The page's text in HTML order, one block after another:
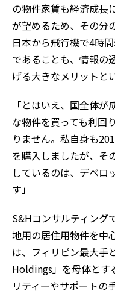
の物件家賃も経済成長
が望めるため、その分
日本から飛行機で4時
であることも、情報の
げる大きなメリットと
「とはいえ、国全体
な物件を買っても利回
りません。私自身も
を購入しましたが、そ
しているのは、デベロ
す」
S&Hコンサルティング
地用の居住用物件を中
は、フィリピン最大手
Holdings」を母体とす
リティーやサポートの